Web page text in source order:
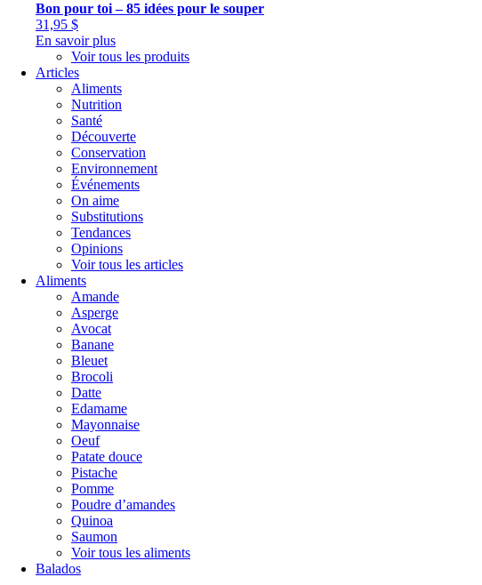
Bon pour toi – 85 idées pour le souper
31,95 $
En savoir plus
Voir tous les produits
Articles
Aliments
Nutrition
Santé
Découverte
Conservation
Environnement
Événements
On aime
Substitutions
Tendances
Opinions
Voir tous les articles
Aliments
Amande
Asperge
Avocat
Banane
Bleuet
Brocoli
Datte
Edamame
Mayonnaise
Oeuf
Patate douce
Pistache
Pomme
Poudre d’amandes
Quinoa
Saumon
Voir tous les aliments
Balados